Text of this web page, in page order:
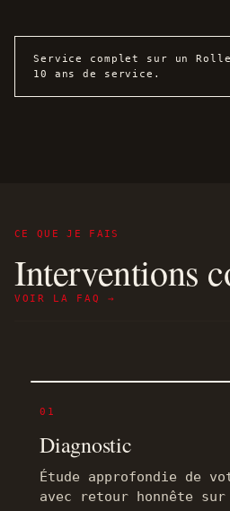
Service complet sur un
10 ans de service.
CE QUE JE FAIS
Interventions
VOIR LA FAQ →
01
Diagnostic
Étude approfondie de
avec retour honnête